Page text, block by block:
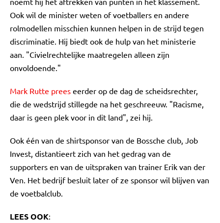
Ook wil de minister weten of voetballers en andere
rolmodellen misschien kunnen helpen in de strijd tegen
discriminatie. Hij biedt ook de hulp van het ministerie
aan. "Civielrechtelijke maatregelen alleen zijn
onvoldoende."
Mark Rutte prees eerder op de dag de scheidsrechter,
die de wedstrijd stillegde na het geschreeuw. "Racisme,
daar is geen plek voor in dit land", zei hij.
Ook één van de shirtsponsor van de Bossche club, Job
Invest, distantieert zich van het gedrag van de
supporters en van de uitspraken van trainer Erik van der
Ven. Het bedrijf besluit later of ze sponsor wil blijven van
de voetbalclub.
LEES OOK: